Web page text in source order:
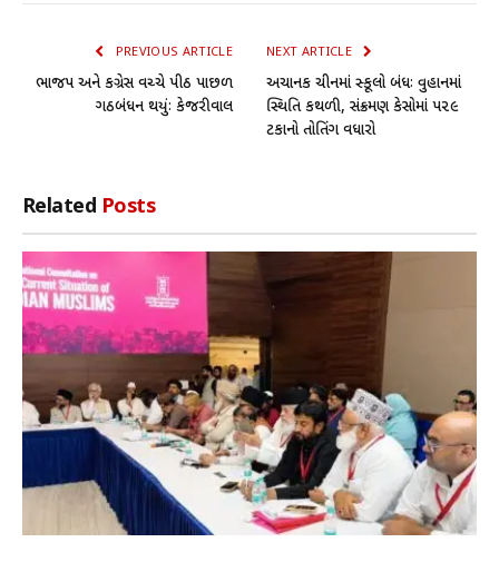
PREVIOUS ARTICLE
ભાજપ અને કોંગ્રેસ વચ્ચે પીઠ પાછળ
ગઠબંધન થયુંઃ કેજરીવાલ
NEXT ARTICLE
અચાનક ચીનમાં સ્કૂલો બંધઃ વુહાનમાં
સ્થિતિ કથળી, સંક્રમણ કેસોમાં ૫૨૯
ટકાનો તોતિંગ વધારો
Related Posts